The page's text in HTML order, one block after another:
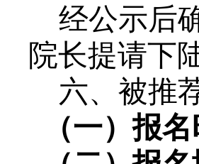
经公示后
院长提请下
六、 被推
（一）报